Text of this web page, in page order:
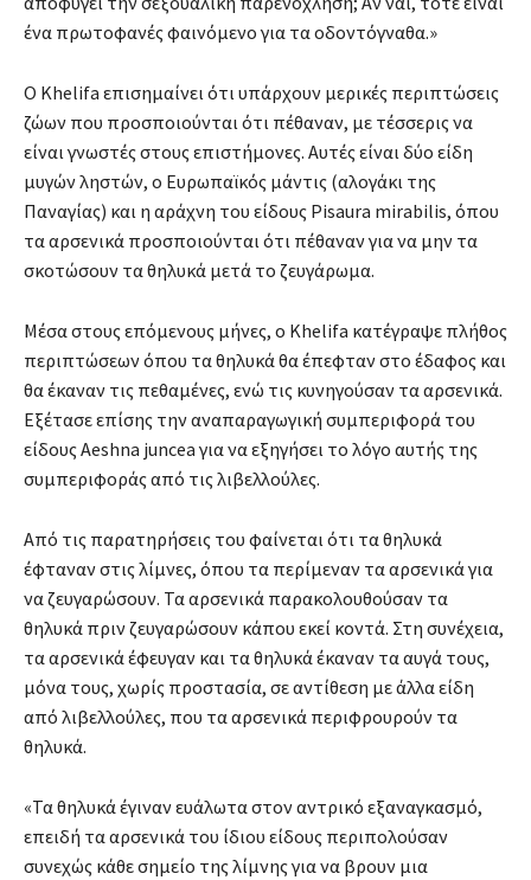
ένα πρωτοφανές φαινόμενο για τα οδοντόγναθα.»
Ο Khelifa επισημαίνει ότι υπάρχουν μερικές περιπτώσεις
ζώων που προσποιούνται ότι πέθαναν, με τέσσερις να
είναι γνωστές στους επιστήμονες. Αυτές είναι δύο είδη
μυγών ληστών, ο Ευρωπαϊκός μάντις (αλογάκι της
Παναγίας) και η αράχνη του είδους Pisaura mirabilis, όπου
τα αρσενικά προσποιούνται ότι πέθαναν για να μην τα
σκοτώσουν τα θηλυκά μετά το ζευγάρωμα.
Μέσα στους επόμενους μήνες, ο Khelifa κατέγραψε πλήθος
περιπτώσεων όπου τα θηλυκά θα έπεφταν στο έδαφος και
θα έκαναν τις πεθαμένες, ενώ τις κυνηγούσαν τα αρσενικά.
Εξέτασε επίσης την αναπαραγωγική συμπεριφορά του
είδους Aeshna juncea για να εξηγήσει το λόγο αυτής της
συμπεριφοράς από τις λιβελλούλες.
Από τις παρατηρήσεις του φαίνεται ότι τα θηλυκά
έφταναν στις λίμνες, όπου τα περίμεναν τα αρσενικά για
να ζευγαρώσουν. Τα αρσενικά παρακολουθούσαν τα
θηλυκά πριν ζευγαρώσουν κάπου εκεί κοντά. Στη συνέχεια,
τα αρσενικά έφευγαν και τα θηλυκά έκαναν τα αυγά τους,
μόνα τους, χωρίς προστασία, σε αντίθεση με άλλα είδη
από λιβελλούλες, που τα αρσενικά περιφρουρούν τα
θηλυκά.
«Τα θηλυκά έγιναν ευάλωτα στον αντρικό εξαναγκασμό,
επειδή τα αρσενικά του ίδιου είδους περιπολούσαν
συνεχώς κάθε σημείο της λίμνης για να βρουν μια